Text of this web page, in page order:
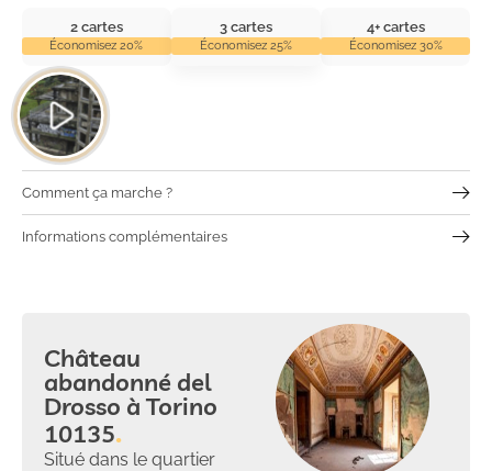
2 cartes
Économisez 20%
3 cartes
Économisez 25%
4+ cartes
Économisez 30%
Comment ça marche ?
Informations complémentaires
Château
abandonné del
Drosso à Torino
10135
Situé dans le quartier